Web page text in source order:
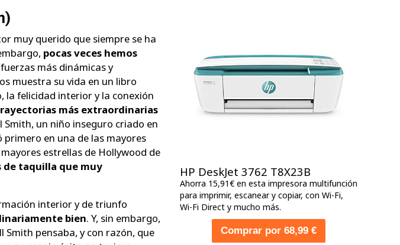
muy querido que siempre se ha
pocas veces hemos
más dinámicas y
muestra su vida en un libro
la felicidad interior y la conexión
más extraordinarias
Smith, un niño inseguro criado en
primero en una de las mayores
estrellas de Hollywood de
de taquilla que muy
interior y de triunfo
bien. Y, sin embargo,
Smith pensaba, y con razón, que
HP DeskJet 3762 T8X23B
Ahorra 15,91€ en esta impresora multifunción
para imprimir, escanear y copiar, con Wi-Fi,
Wi-Fi Direct y mucho más.
Comprar por 68,99 €